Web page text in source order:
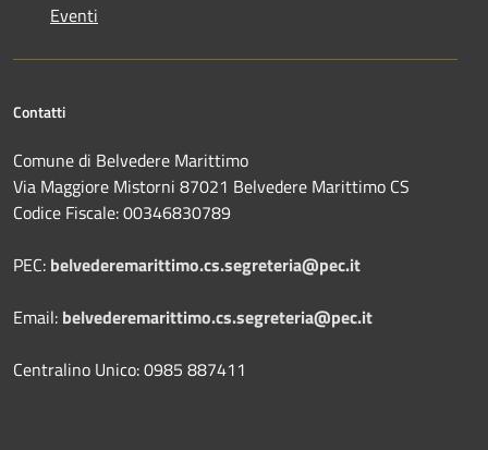
Eventi
Contatti
Comune di Belvedere Marittimo
Via Maggiore Mistorni 87021 Belvedere Marittimo CS
Codice Fiscale: 00346830789
PEC: belvederemarittimo.cs.segreteria@pec.it
Email: belvederemarittimo.cs.segreteria@pec.it
Centralino Unico: 0985 887411